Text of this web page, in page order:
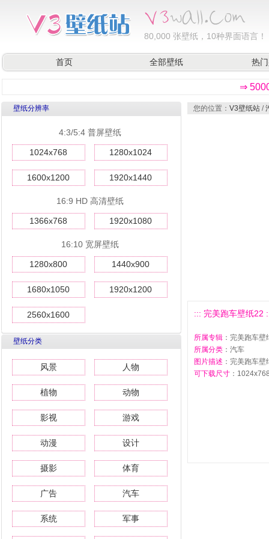
80,000 张壁纸，10种界面语言！
首页 全部壁纸 热
⇒
壁纸分辨率
4:3/5:4 普屏壁纸
1024x768 1280x1024
1600x1200 1920x1440
16:9 HD 高清壁纸
1366x768 1920x1080
16:10 宽屏壁纸
1280x800 1440x900
1680x1050 1920x1200
2560x1600
壁纸分类
风景 人物
植物 动物
影视 游戏
动漫 设计
摄影 体育
广告 汽车
系统 军事
您的位置： V3壁纸站 /
::: 完美跑车壁纸22
所属专辑 ：完美跑车壁
所属分类 ：汽车
图片描述 ：完美跑车壁
可下载尺寸 ：